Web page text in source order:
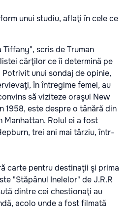
unui studiu, aflaţi în cele ce
Tiffany", scris de Truman
cărţilor ce îi determină pe
unui sondaj de opinie,
în întregime femei, au
să viziteze oraşul New
1958, este despre o tânără din
Manhattan. Rolul ei a fost
trei ani mai târziu, într-
carte pentru destinaţii şi prima
"Stăpânul Inelelor" de J.R.R
dintre cei chestionaţi au
acolo unde a fost filmată